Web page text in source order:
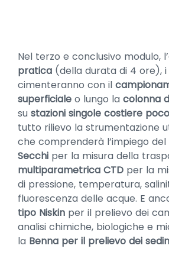
Nel terzo e conclusivo modulo, l’
pratica (della durata di 4 ore), i
cimenteranno con il
superficiale o lungo la colonna
su stazioni singole costiere
tutto rilievo la strumentazione
che comprenderà l’impiego del
Secchi per la misura della
multiparametrica CTD per la
di pressione, temperatura,
fluorescenza delle acque. E
tipo Niskin per il prelievo dei
analisi chimiche, biologiche e
la Benna per il prelievo dei